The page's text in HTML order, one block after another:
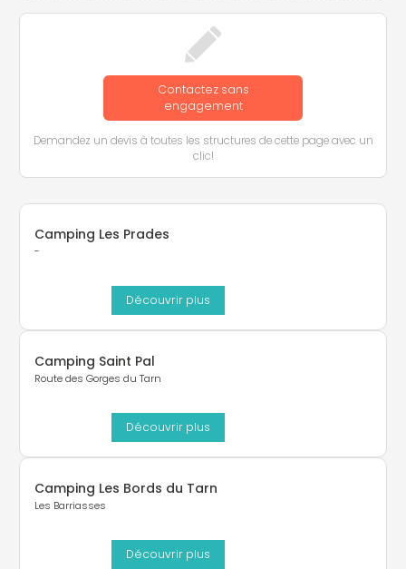
Contactez sans
engagement
Demandez un devis à toutes les structures de cette page avec un
clic!
Camping Les Prades
-
Découvrir plus
Camping Saint Pal
Route des Gorges du Tarn
Découvrir plus
Camping Les Bords du Tarn
Les Barriasses
Découvrir plus